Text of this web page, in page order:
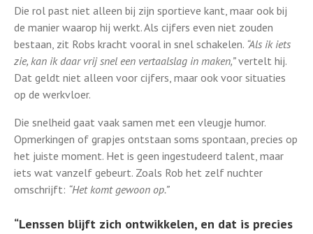
Die rol past niet alleen bij zijn sportieve kant, maar ook bij
de manier waarop hij werkt. Als cijfers even niet zouden
bestaan, zit Robs kracht vooral in snel schakelen. “Als ik iets
zie, kan ik daar vrij snel een vertaalslag in maken,”vertelt hij.
Dat geldt niet alleen voor cijfers, maar ook voor situaties
op de werkvloer.
Die snelheid gaat vaak samen met een vleugje humor.
Opmerkingen of grapjes ontstaan soms spontaan, precies op
het juiste moment. Het is geen ingestudeerd talent, maar
iets wat vanzelf gebeurt. Zoals Rob het zelf nuchter
omschrijft: “Het komt gewoon op.”
“Lenssen blijft zich ontwikkelen, en dat is precies